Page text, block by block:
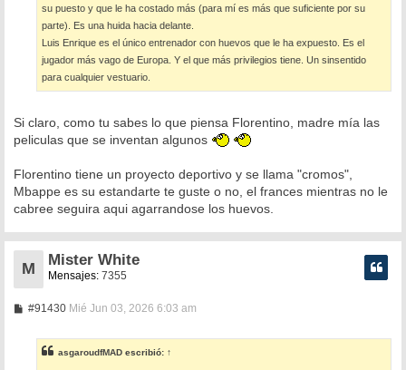
su puesto y que le ha costado más (para mí es más que suficiente por su
parte). Es una huida hacia delante.
Luis Enrique es el único entrenador con huevos que le ha expuesto. Es el
jugador más vago de Europa. Y el que más privilegios tiene. Un sinsentido
para cualquier vestuario.
Si claro, como tu sabes lo que piensa Florentino, madre mía las
peliculas que se inventan algunos
Florentino tiene un proyecto deportivo y se llama "cromos",
Mbappe es su estandarte te guste o no, el frances mientras no le
cabree seguira aqui agarrandose los huevos.
M
Mister White
Mensajes: 7355
#91430M
a
Mié Jun 03, 2026 6:03 am
asgaroudfMAD escribió: ↑